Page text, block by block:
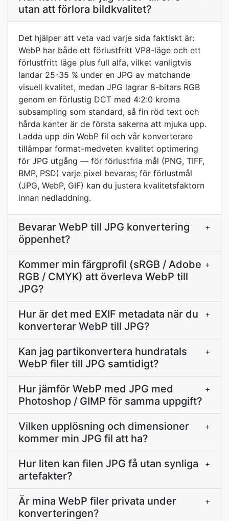
utan att förlora bildkvalitet?
Det hjälper att veta vad varje sida faktiskt är:
WebP har både ett förlustfritt VP8-läge och ett
förlustfritt läge plus full alfa, vilket vanligtvis
landar 25-35 % under en JPG av matchande
visuell kvalitet, medan JPG lagrar 8-bitars RGB
genom en förlustig DCT med 4:2:0 kroma
subsampling som standard, så fin röd text och
hårda kanter är de första sakerna att mjuka upp.
Ladda upp din WebP fil och vår konverterare
tillämpar format-medveten kvalitet optimering
för JPG utgång — för förlustfria mål (PNG, TIFF,
BMP, PSD) varje pixel bevaras; för förlustmål
(JPG, WebP, GIF) kan du justera kvalitetsfaktorn
innan nedladdning.
Bevarar WebP till JPG konvertering
öppenhet?
+
Kommer min färgprofil (sRGB / Adobe
RGB / CMYK) att överleva WebP till
JPG?
+
Hur är det med EXIF metadata när du
konverterar WebP till JPG?
+
Kan jag partikonvertera hundratals
WebP filer till JPG samtidigt?
+
Hur jämför WebP med JPG med
Photoshop / GIMP för samma uppgift?
+
Vilken upplösning och dimensioner
kommer min JPG fil att ha?
+
Hur liten kan filen JPG få utan synliga
artefakter?
+
Är mina WebP filer privata under
konverteringen?
+